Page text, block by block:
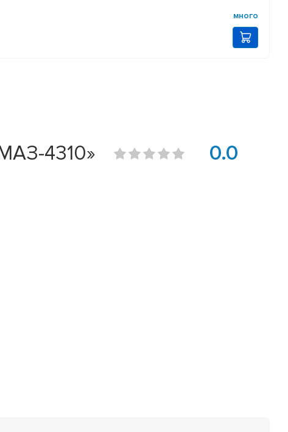
много
4310» 0.0